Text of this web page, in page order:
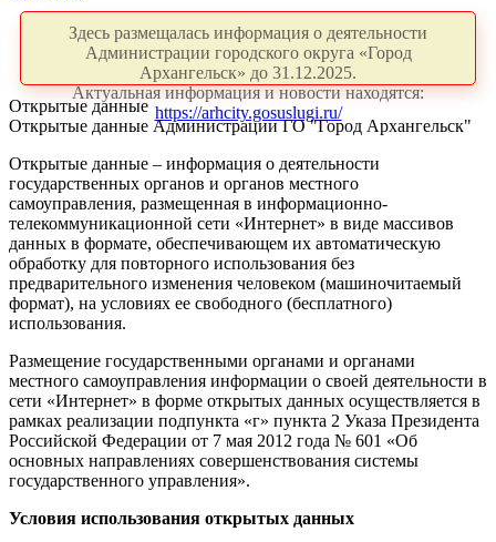
Здесь размещалась информация о деятельности
Администрации городского округа «Город
Архангельск» до 31.12.2025.
Актуальная информация и новости находятся:
https://arhcity.gosuslugi.ru/
Открытые данные
Открытые данные Администрации ГО "Город Архангельск"
Открытые данные – информация о деятельности
государственных органов и органов местного
самоуправления, размещенная в информационно-
телекоммуникационной сети «Интернет» в виде массивов
данных в формате, обеспечивающем их автоматическую
обработку для повторного использования без
предварительного изменения человеком (машиночитаемый
формат), на условиях ее свободного (бесплатного)
использования.
Размещение государственными органами и органами
местного самоуправления информации о своей деятельности в
сети «Интернет» в форме открытых данных осуществляется в
рамках реализации подпункта «г» пункта 2 Указа Президента
Российской Федерации от 7 мая 2012 года № 601 «Об
основных направлениях совершенствования системы
государственного управления».
Условия использования открытых данных